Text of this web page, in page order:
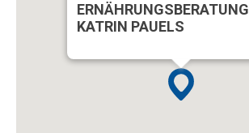
ERNÄHRUNGSBERATUNG
KATRIN PAUELS